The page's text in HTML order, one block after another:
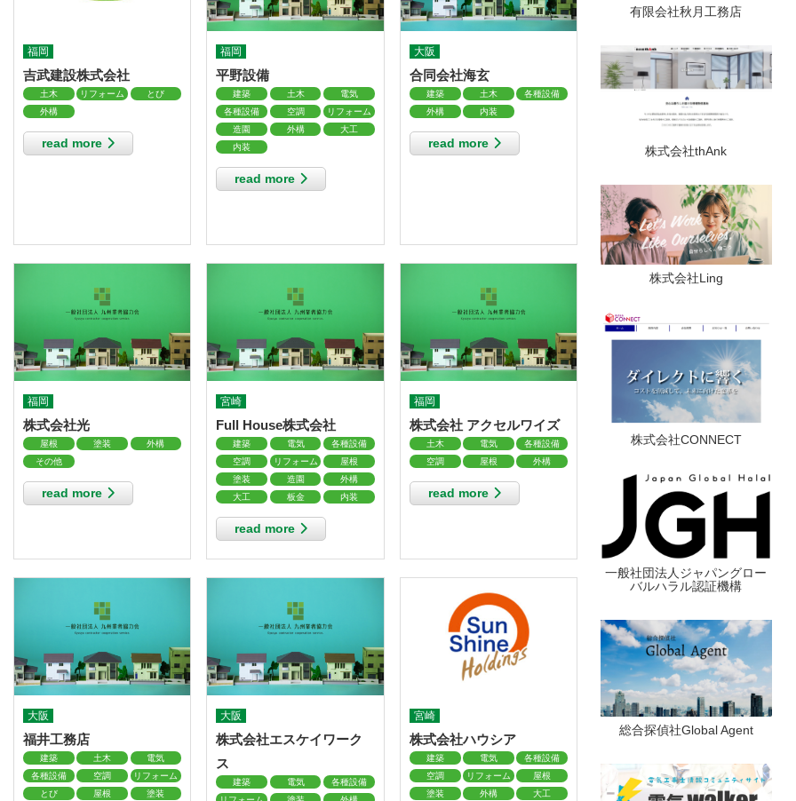
福岡
吉武建設株式会社
土木 リフォーム
とび
外構
read more
福岡
平野設備
建築 土木
電気
各種設備
空調
リフォーム
造園
外構
大工
内装
read more
大阪
合同会社海玄
建築 土木
各種設備
外構
内装
read more
福岡
株式会社光
屋根 塗装
外構
その他
read more
宮崎
Full House株式会社
建築 電気
各種設備
空調
リフォーム
屋根
塗装
造園
外構
大工
板金 内装
read more
福岡
株式会社 アクセルワイズ
土木 電気
各種設備
空調
屋根 外構
read more
大阪
福井工務店
建築 土木
電気
各種設備
空調
リフォーム
とび
屋根
塗装
大阪
株式会社エスケイワーク
ス
建築 電気
各種設備
宮崎
株式会社ハウシア
建築 電気
各種設備
空調
リフォーム
屋根
塗装
外構
大工
有限会社秋月工務店
株式会社thAnk
株式会社Ling
株式会社CONNECT
一般社団法人ジャパングロー
バルハラル認証機構
総合探偵社Global Agent